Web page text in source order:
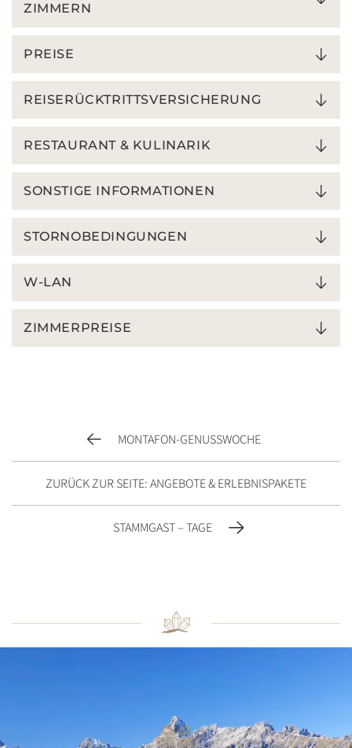
ZIMMERN
PREISE
REISERÜCKTRITTSVERSICHERUNG
RESTAURANT & KULINARIK
SONSTIGE INFORMATIONEN
STORNOBEDINGUNGEN
W-LAN
ZIMMERPREISE
MONTAFON-GENUSSWOCHE
ZURÜCK ZUR SEITE: ANGEBOTE & ERLEBNISPAKETE
STAMMGAST – TAGE